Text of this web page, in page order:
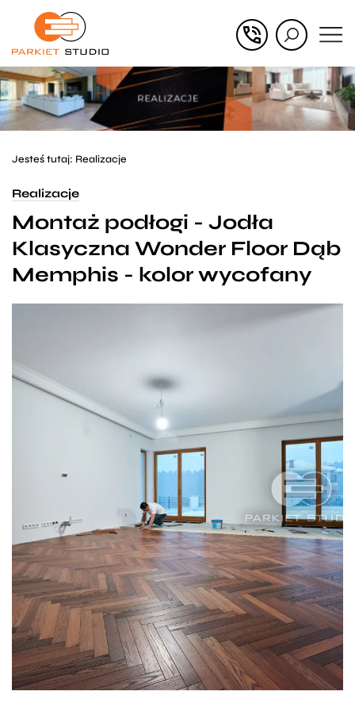
Przejdź
głównego
Przejdź
menu
w
stopce
Jesteś tutaj: Realizacje
Realizacje
Montaż podłogi - Jodła
Klasyczna Wonder Floor Dąb
Memphis - kolor wycofany